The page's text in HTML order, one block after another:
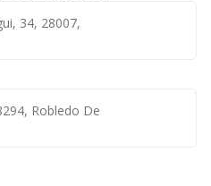
34, 28007,
Robledo De